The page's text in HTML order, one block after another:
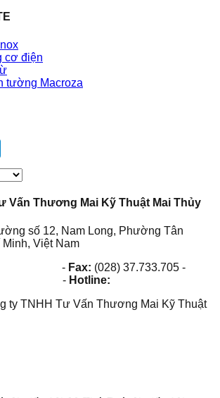
cơ điện
tường Macroza
Vấn Thương Mai Kỹ Thuật Mai Thủy
số 12, Nam Long, Phường Tân
Việt Nam
- Fax: (028) 37.733.705 -
- Hotline:
ty TNHH Tư Vấn Thương Mai Kỹ Thuật